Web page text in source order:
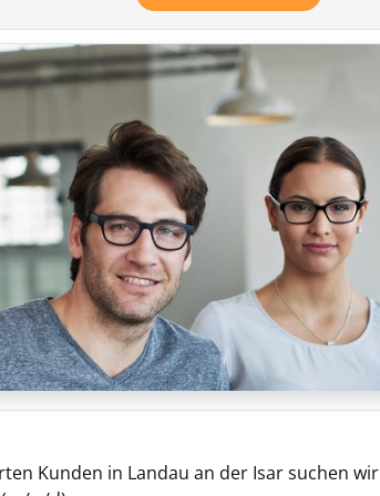
Kunden in Landau an der Isar suchen